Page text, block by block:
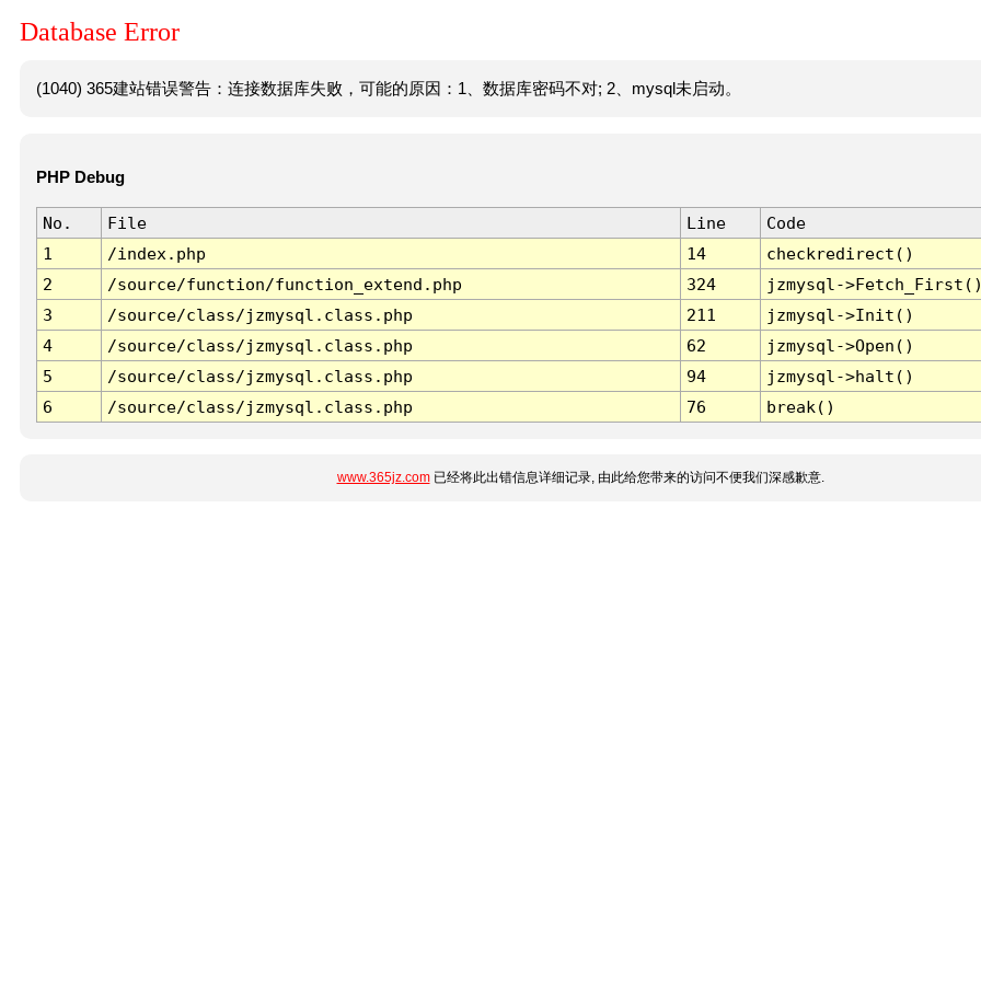
Database Error
(1040) 365建站错误警告：连接数据库失败，可能的原因：1、数据库密码不对; 2、mysql未启动。
PHP Debug
No. File Line
Code
1
/index.php 14
checkredirect()
2
/source/function/function_extend.php 324
jzmysql-
3
/source/class/jzmysql.class.php 211
jzmysql->Init()
4
/source/class/jzmysql.class.php 62
jzmysql->Open()
5
/source/class/jzmysql.class.php 94
jzmysql->halt()
6
/source/class/jzmysql.class.php 76 break()
www.365jz.com已经将此出错信息详细记录, 由此给您带来的访问不便我们深感歉意.